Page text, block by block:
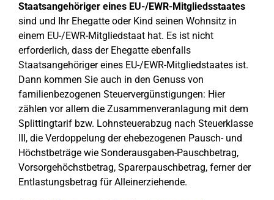
Staatsangehöriger eines EU-/EWR-Mitgliedsstaates
sind und Ihr Ehegatte oder Kind seinen Wohnsitz in
einem EU-/EWR-Mitgliedstaat hat. Es ist nicht
erforderlich, dass der Ehegatte ebenfalls
Staatsangehöriger eines EU-/EWR-Mitgliedstaates ist.
Dann kommen Sie auch in den Genuss von
familienbezogenen Steuervergünstigungen: Hier
zählen vor allem die Zusammenveranlagung mit dem
Splittingtarif bzw. Lohnsteuerabzug nach Steuerklasse
III, die Verdoppelung der ehebezogenen Pausch- und
Höchstbeträge wie Sonderausgaben-Pauschbetrag,
Vorsorgehöchstbetrag, Sparerpauschbetrag, ferner der
Entlastungsbetrag für Alleinerziehende.